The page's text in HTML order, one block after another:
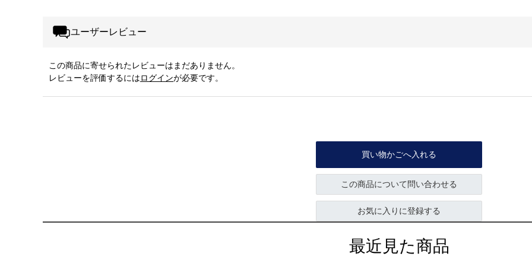
ユーザーレビュー
この商品に寄せられたレビューはまだありません。
レビューを評価するにはログインが必要です。
買い物かごへ入れる
この商品について問い合わせる
お気に入りに登録する
最近見た商品